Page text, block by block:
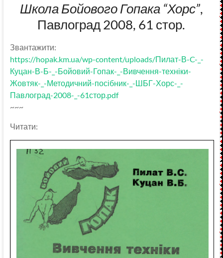
Школа Бойового Гопака “Хорс”,
Павлоград 2008, 61 стор.
Звантажити:
https://hopak.km.ua/wp-content/uploads/Пилат-В-C-_-
Куцан-В-Б-_-Бойовий-Гопак-_-Вивчення-техніки-
Жовтяк-_-Методичний-посібник-_-ШБГ-Хорс-_-
Павлоград-2008-_-61стор.pdf
~~~
Читати: